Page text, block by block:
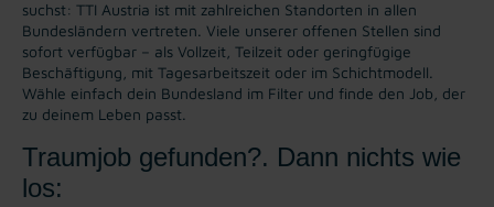
suchst: TTI Austria ist mit zahlreichen Standorten in allen
Bundesländern vertreten. Viele unserer offenen Stellen sind
sofort verfügbar – als Vollzeit, Teilzeit oder geringfügige
Beschäftigung, mit Tagesarbeitszeit oder im Schichtmodell.
Wähle einfach dein Bundesland im Filter und finde den Job, der
zu deinem Leben passt.
Traumjob gefunden?. Dann nichts wie
los: